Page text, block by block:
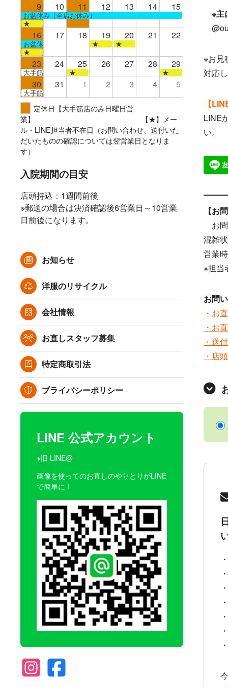
9 10 11 12 13 14 15
お盆休み（全店お休み）
★
16 17 18 19 20 21 22
お盆休み（全店お休み）★
★
★
23 24 25 26 27 28 29
大手筋 ★ ★
30 31 1 2 3 4 5
大手筋
定休日【大手筋店のみ日曜日営
業】 【★】メー
ル・LINE担当者不在日（お問い合わせ、送付いた
だいたものの確認については翌営業日となりま
す）
入院期間の目安
店頭持込：1週間前後
※郵送の場合は決済確認後6営業日～10営業
日前後になります。
お知らせ
洋服のリサイクル
会社情報
お直しスタッフ募集
特定商取引法
プライバシーポリシー
LINE 公式アカウント
※旧 LINE@
画像を使ってのお直しのやりとりがLINE
で簡単に！
※主
※お見
対応
【
LINE
い。
【お
お
混雑
営業
※担当
お問
・お
・お
・送
・店